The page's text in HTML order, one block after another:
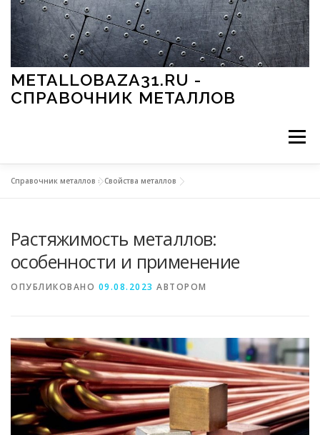
Перейти к содержимому
METALLOBAZA31.RU -
СПРАВОЧНИК МЕТАЛЛОВ
Меню
МЕТАЛЛЫ И ОКРУЖАЮЩАЯ СРЕДА
СВОЙСТВА МЕТАЛЛОВ СОРТА МЕТАЛЛОВ
СТАТЬИ
Справочник металлов »Свойства металлов
Растяжимость металлов:
особенности и применение
ОПУБЛИКОВАНО 09.08.2023 АВТОРОМ